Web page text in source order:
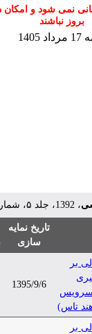
نمی شود و امکان
بروز نباشند
، 1392، جلد ۵، شماره ۱
تاریخ نمایه
سازی
بر
تاس)
1395/9/6
بر